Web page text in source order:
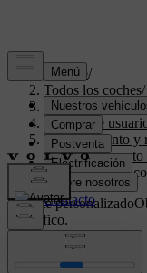
Soporte/
Todos los coches/
V70 2016 /
Manual de
Mantenimiento y
Fusibles - en el
Soporte personalizado
específico.
Iniciar sesión